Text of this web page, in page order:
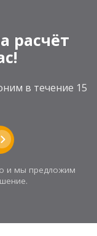
расчёт
в течение 15
и мы предложим